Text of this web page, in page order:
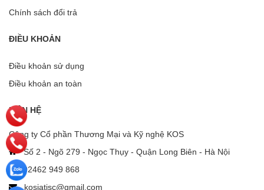
Chính sách đổi trả
ĐIỀU KHOẢN
Điều khoản sử dụng
Điều khoản an toàn
LIÊN HỆ
Công ty Cổ phần Thương Mại và Kỹ nghệ KOS
Số 2 - Ngõ 279 - Ngọc Thụy - Quận Long Biên - Hà Nội
02462 949 868
kosiatjsc@gmail.com